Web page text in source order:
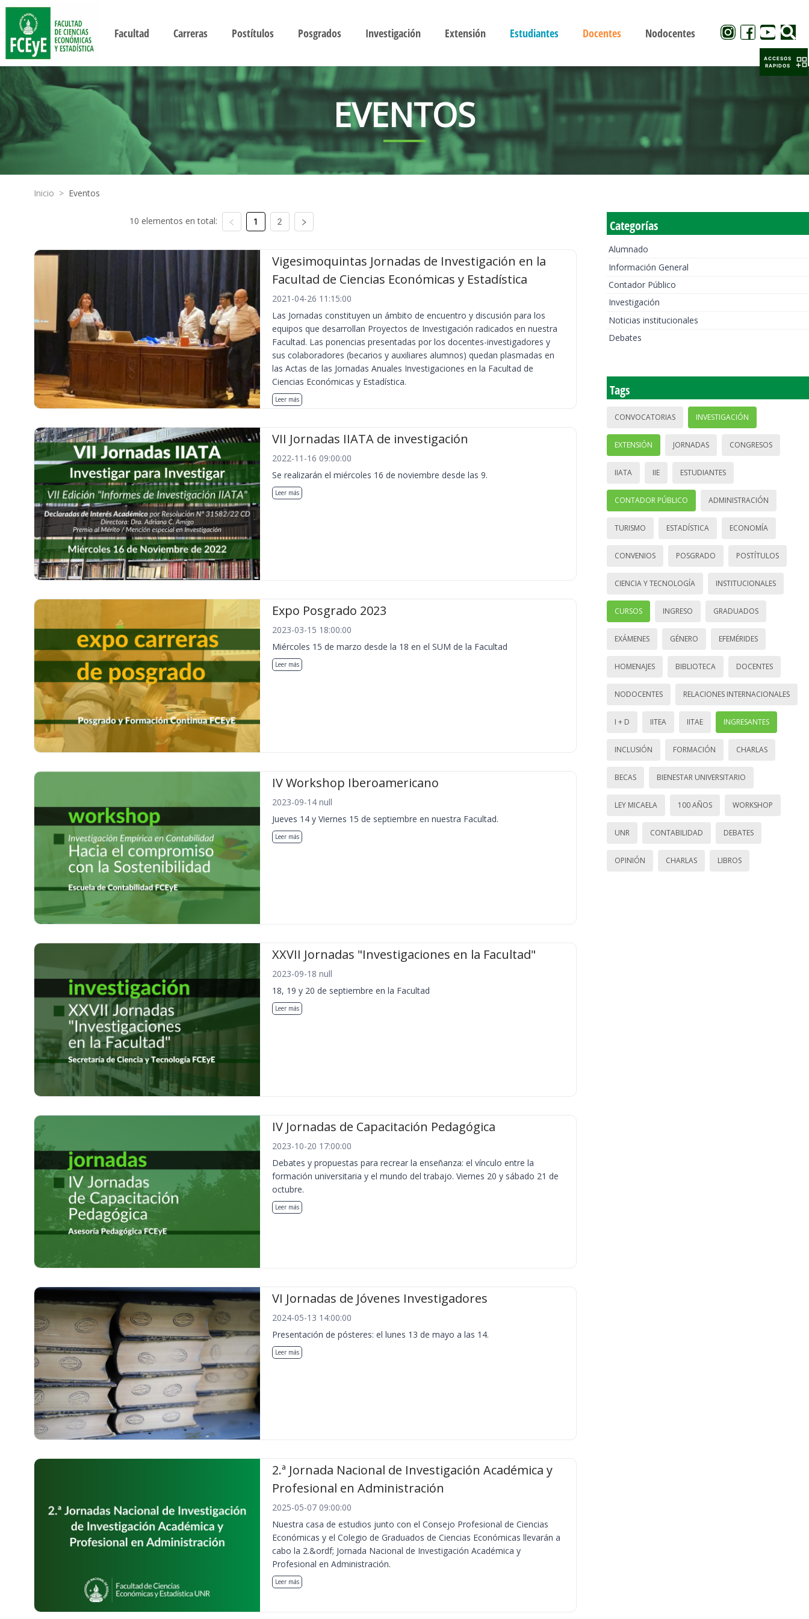
Facultad Carreras Postítulos Posgrados Investigación Extensión Estudiantes Docentes Nodocentes
EVENTOS
Inicio > Eventos
10 elementos en total: 1 2
Vigesimoquintas Jornadas de Investigación en la
Facultad de Ciencias Económicas y Estadística
2021-04-26 11:15:00
Las Jornadas constituyen un ámbito de encuentro y discusión para los
equipos que desarrollan Proyectos de Investigación radicados en nuestra
Facultad. Las ponencias presentadas por los docentes-investigadores y
sus colaboradores (becarios y auxiliares alumnos) quedan plasmadas en
las Actas de las Jornadas Anuales Investigaciones en la Facultad de
Ciencias Económicas y Estadística.
Leer más
VII Jornadas IIATA de investigación
2022-11-16 09:00:00
Se realizarán el miércoles 16 de noviembre desde las 9.
Leer más
Expo Posgrado 2023
2023-03-15 18:00:00
Miércoles 15 de marzo desde la 18 en el SUM de la Facultad
Leer más
IV Workshop Iberoamericano
2023-09-14 null
Jueves 14 y Viernes 15 de septiembre en nuestra Facultad.
Leer más
XXVII Jornadas "Investigaciones en la Facultad"
2023-09-18 null
18, 19 y 20 de septiembre en la Facultad
Leer más
IV Jornadas de Capacitación Pedagógica
2023-10-20 17:00:00
Debates y propuestas para recrear la enseñanza: el vínculo entre la
formación universitaria y el mundo del trabajo. Viernes 20 y sábado 21 de
octubre.
Leer más
VI Jornadas de Jóvenes Investigadores
2024-05-13 14:00:00
Presentación de pósteres: el lunes 13 de mayo a las 14.
Leer más
2.ª Jornada Nacional de Investigación Académica y
Profesional en Administración
2025-05-07 09:00:00
Nuestra casa de estudios junto con el Consejo Profesional de Ciencias
Económicas y el Colegio de Graduados de Ciencias Económicas llevarán a
cabo la 2.&ordf; Jornada Nacional de Investigación Académica y
Profesional en Administración.
Leer más
Categorías
Alumnado
Información General
Contador Público
Investigación
Noticias institucionales
Debates
Tags
CONVOCATORIAS INVESTIGACIÓN
EXTENSIÓN JORNADAS CONGRESOS
IIATA IIE ESTUDIANTES
CONTADOR PÚBLICO ADMINISTRACIÓN
TURISMO ESTADÍSTICA ECONOMÍA
CONVENIOS POSGRADO POSTÍTULOS
CIENCIA Y TECNOLOGÍA INSTITUCIONALES
CURSOS INGRESO GRADUADOS
EXÁMENES GÉNERO EFEMÉRIDES
HOMENAJES BIBLIOTECA DOCENTES
NODOCENTES RELACIONES INTERNACIONALES
I + D IITEA IITAE INGRESANTES
INCLUSIÓN FORMACIÓN CHARLAS
BECAS BIENESTAR UNIVERSITARIO
LEY MICAELA 100 AÑOS WORKSHOP
UNR CONTABILIDAD DEBATES
OPINIÓN CHARLAS LIBROS
ACCESOS
RAPIDOS